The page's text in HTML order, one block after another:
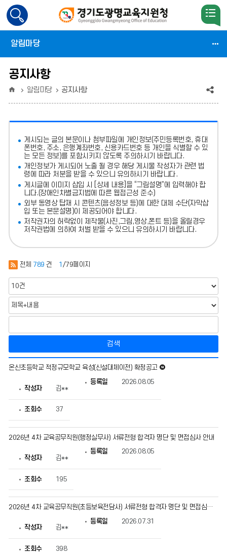
검
색
성
알림마당
공지사항
알림마당 공지사항
공
(상
게시되는 글의 본문이나 첨부파일에 개인정보(주민등록번호, 휴대
폰번호, 주소, 은행계좌번호, 신용카드번호 등 개인을 식별할 수 있
는 모든 정보)를 포함시키지 않도록 주의 하시기 바랍니다.
개인정보가 게시되어 노출 될 경우 해당 게시물 작성자가 관련 법
령에 따라 처분을 받을 수 있으니 유의하시기 바랍니다.
게시글에 이미지 삽입 시 [상세 내용]을 “그림설명”에 입력해야 합
니다.(장애인차별금지법에 따른 웹접근성 준수)
외부 동영상 탑재 시 콘텐츠(음성정보 등)에 대한 대체 수단(자막삽
입 또는 본문설명)이 제공되어야 합니다.
저작권자의 허락없이 제작물(사진,그림,영상,폰트 등)을 올릴경우
저작권법에 의하여 처벌 받을 수 있으니 유의하시기 바랍니다.
전체 789 건 1 /79페이지
검색
지
게
물
번
호,
성
록
일,
조
보
온신초등학교 적정규모학교 육성(신설대체이전) 확정공고 새로운 글
작성자 김**
등록일 2026.08.05
조회수 37
2026년 4차 교육공무직원(행정실무사) 서류전형 합격자 명단 및 면접심사 안내
작성자 김**
등록일 2026.08.05
조회수 195
2026년 4차 교육공무직원(초등보육전담사) 서류전형 합격자 명단 및 면접심사 안내
작성자 김**
등록일 2026.07.31
조회수 398